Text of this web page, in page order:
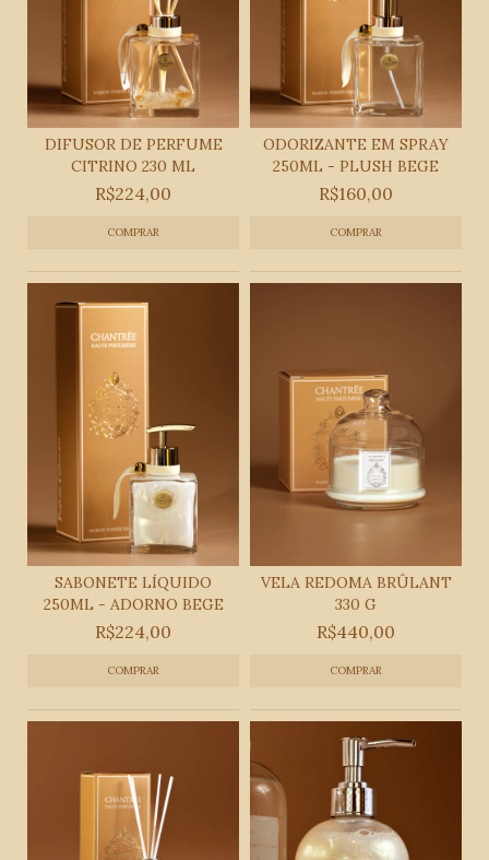
DIFUSOR DE PERFUME
CITRINO 230 ML
R$224,00
COMPRAR
ODORIZANTE EM SPRAY
250ML - PLUSH BEGE
R$160,00
COMPRAR
SABONETE LÍQUIDO
250ML - ADORNO BEGE
R$224,00
COMPRAR
VELA REDOMA BRÛLANT
330 G
R$440,00